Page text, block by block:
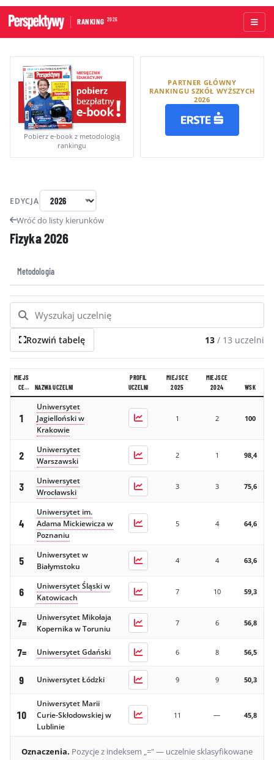
RANKING 2026
STRONA GŁÓWNA
UCZELNIE AKADEMICKIE
UCZELNIE ZAWODOWE
RANKINGI WG TYPÓW UCZELNI
RANKINGI WG GRUP KRYTERIÓW
GALERIA
Pobierz e-book z metodologią
rankingu
PARTNER GŁÓWNY
RANKINGU SZKÓŁ WYŻSZYCH
2026
Wróć do listy kierunków
Fizyka2026
EDYCJA
Metodologia
Rozwiń tabelę 13 / 13 uczelni
MIEJS
CE
2026
NAZWA UCZELNI
PROFIL
UCZELNI
MIEJSCE
2025
MIEJSCE
2024
WSK
1
Uniwersytet
Jagielloński w
Krakowie
1 2 100
2
Uniwersytet
Warszawski
2 1 98,4
3
Uniwersytet
Wrocławski
3 3 75,6
4
Uniwersytet im.
Adama Mickiewicza w
Poznaniu
5 4 64,6
5
Uniwersytet w
Białymstoku
4 4 63,6
6
Uniwersytet Śląski w
Katowicach
7 10 59,3
7=
Uniwersytet Mikołaja
Kopernika w Toruniu
7 6 56,8
7= Uniwersytet Gdański 6 8 56,5
9 Uniwersytet Łódzki 9 9 50,3
10
Uniwersytet Marii
Curie-Skłodowskiej w
Lublinie
11 — 45,8
11=
Uniwersytet Jana
Kochanowskiego w
10 12 42,9
Oznaczenia. Pozycje z indeksem „=" — uczelnie sklasyfikowane